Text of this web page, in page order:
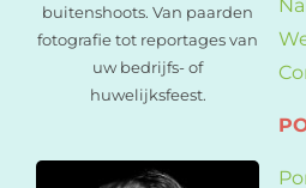
buitenshoots. Van paarden
fotografie tot reportages van
uw bedrijfs- of
huwelijksfeest.